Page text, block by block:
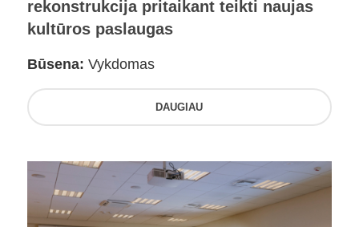
rekonstrukcija pritaikant teikti naujas
kultūros paslaugas
Būsena: Vykdomas
DAUGIAU